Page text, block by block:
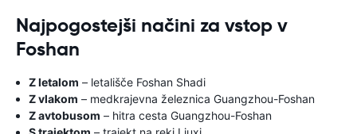
Najpogostejši načini za vstop v
Foshan
Z letalom – letališče Foshan Shadi
Z vlakom – medkrajevna železnica Guangzhou-Foshan
Z avtobusom – hitra cesta Guangzhou-Foshan